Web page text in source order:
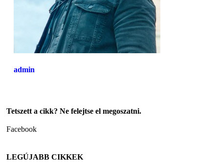
admin
Tetszett a cikk? Ne felejtse el megoszatni.
Facebook
LEGÚJABB CIKKEK